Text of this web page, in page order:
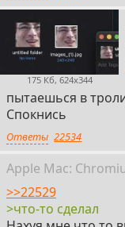
175 Кб, 624x344
пытаешься в
Спокнись
Ответы 22534
Apple Mac:
>>22529
>что-то сделал